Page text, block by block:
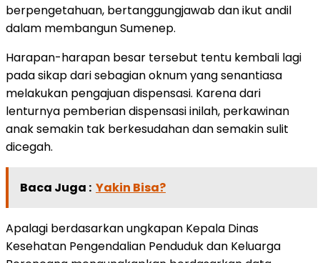
berpengetahuan, bertanggungjawab dan ikut andil
dalam membangun Sumenep.
Harapan-harapan besar tersebut tentu kembali lagi
pada sikap dari sebagian oknum yang senantiasa
melakukan pengajuan dispensasi. Karena dari
lenturnya pemberian dispensasi inilah, perkawinan
anak semakin tak berkesudahan dan semakin sulit
dicegah.
Baca Juga : Yakin Bisa?
Apalagi berdasarkan ungkapan Kepala Dinas
Kesehatan Pengendalian Penduduk dan Keluarga